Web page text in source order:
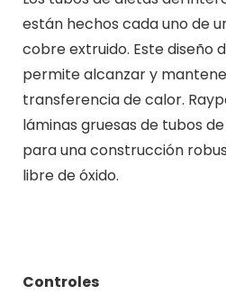
están hechos cada uno de
cobre extruido. Este diseño
permite alcanzar y
transferencia de calor.
láminas gruesas de tubos
para una construcción
libre de óxido.
Controles